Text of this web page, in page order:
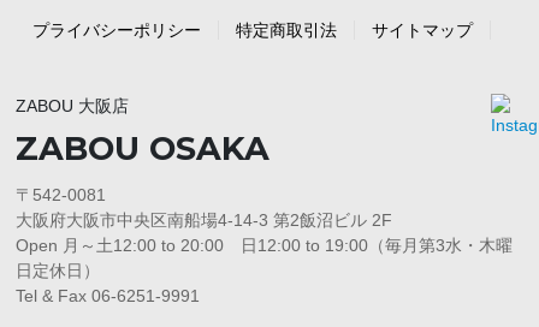
プライバシーポリシー 特定商取引法 サイトマップ
ZABOU 大阪店
ZABOU OSAKA
〒542-0081
大阪府大阪市中央区南船場4-14-3 第2飯沼ビル 2F
Open 月～土12:00 to 20:00 日12:00 to 19:00（毎月第3水・木曜
日定休日）
Tel & Fax 06-6251-9991